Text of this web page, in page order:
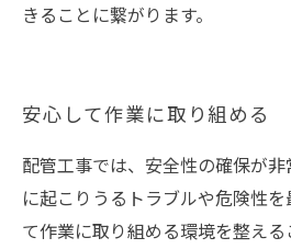
きることに繋がります。
安心して作業に取り組める
配管工事では、安全性の確保が
に起こりうるトラブルや危険性
て作業に取り組める環境を整える